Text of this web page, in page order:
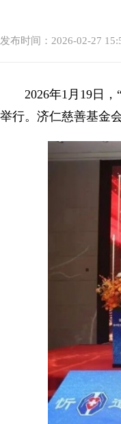
发布时间：2026-02-27
2026年1月19日
举行。济仁慈善基金